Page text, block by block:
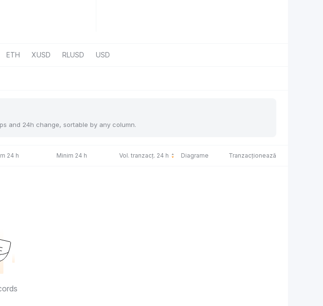
ETH XUSD RLUSD USD
and 24h change, sortable by any column.
24 h Minim 24 h Vol. tranzacț. 24 h Diagrame Tranzacționează